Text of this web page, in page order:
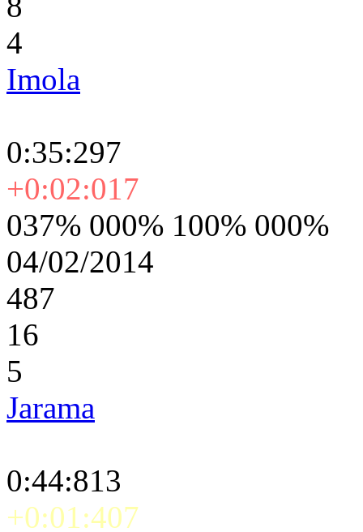
4
Imola
0:35:297
+0:02:017
037% 000% 100% 000%
04/02/2014
487
16
5
Jarama
0:44:813
+0:01:407